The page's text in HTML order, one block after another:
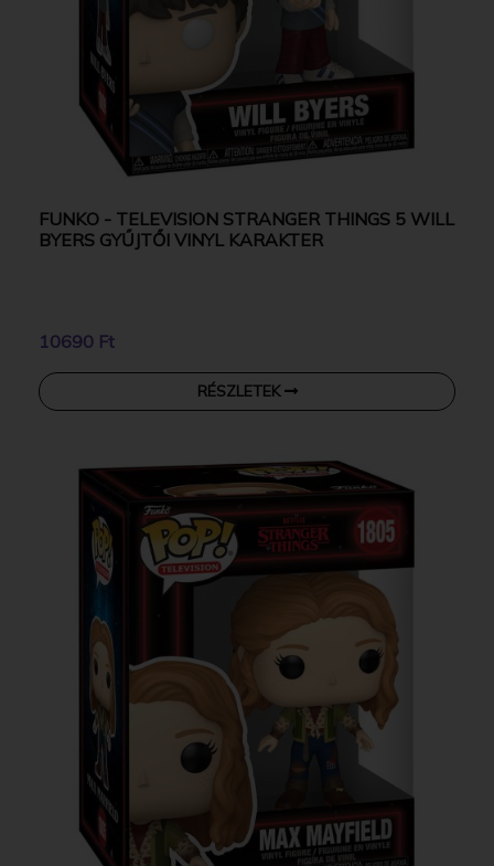
FUNKO - TELEVISION STRANGER THINGS 5 WILL
BYERS GYŰJTŐI VINYL KARAKTER
10690 Ft
RÉSZLETEK